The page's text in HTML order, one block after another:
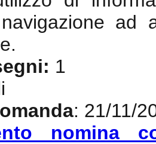
ad
.
1
: 21/11/
nomina